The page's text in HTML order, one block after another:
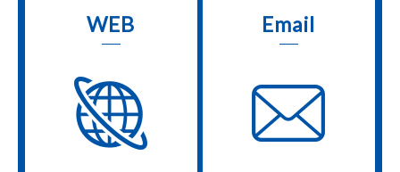
WEB Email